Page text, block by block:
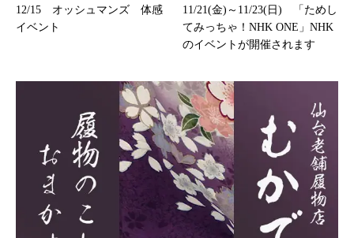
12/15 オッシュマンズ 体感
イベント
11/21(金)～11/23(日) 「ためし
てみっちゃ！NHK ONE」NHK
のイベントが開催されます